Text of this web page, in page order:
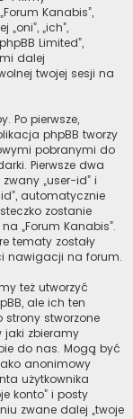
Kanabis”,
„ich”,
Limited”,
dalej
twojej sesji na
Po pierwsze,
phpBB tworzy
pobranymi do
Pierwsze dwa
„user-id” i
automatycznie
zostanie
„Forum Kanabis”.
tematy zostały
nawigacji na forum.
też utworzyć
ale ich ten
stworzone
jaki zbieramy
do nas. Mogą być
anonimowy
użytkownika
konto” i posty
zwane dalej „twoje